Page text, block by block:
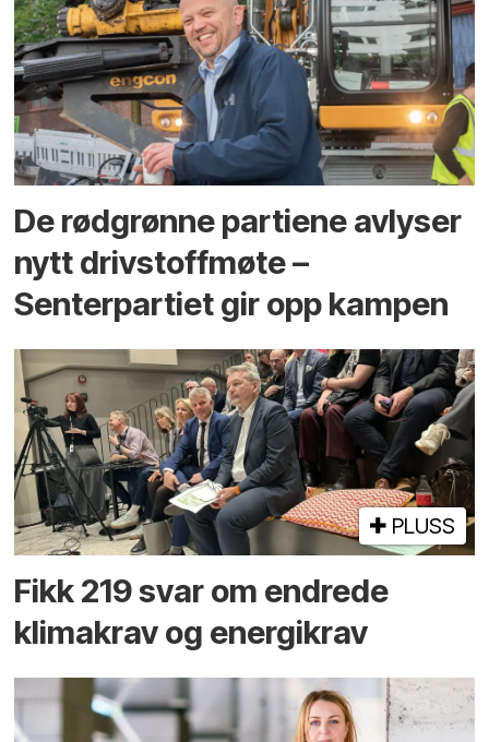
De rødgrønne partiene avlyser
nytt drivstoffmøte –
Senterpartiet gir opp kampen
PLUSS
Fikk 219 svar om endrede
klimakrav og energikrav